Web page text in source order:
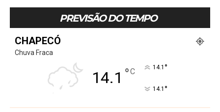
PREVISÃO DO TEMPO
CHAPECÓ
Chuva Fraca
14.1 °C 14.1 °
14.1 °